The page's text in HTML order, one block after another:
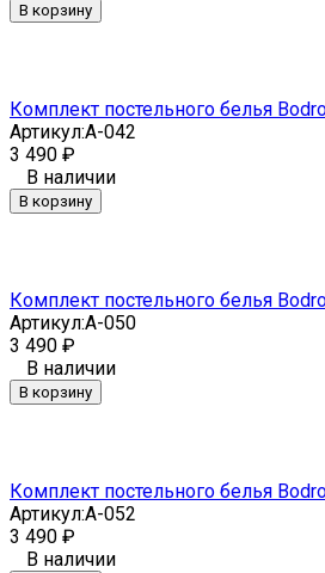
В корзину
Комплект постельного белья
Артикул:A-042
3 490 ₽
В наличии
В корзину
Комплект постельного белья
Артикул:A-050
3 490 ₽
В наличии
В корзину
Комплект постельного белья
Артикул:A-052
3 490 ₽
В наличии